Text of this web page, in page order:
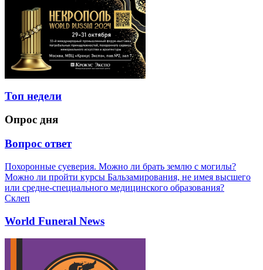
Топ недели
Опрос дня
Вопрос ответ
Похоронные суеверия. Можно ли брать землю с могилы?
Можно ли пройти курсы Бальзамирования, не имея высшего
или средне-специального медицинского образования?
Склеп
World Funeral News